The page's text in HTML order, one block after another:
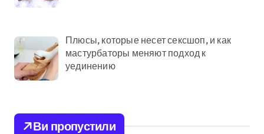
Плюсы, которые несет сексшоп, и как
мастурбаторы меняют подход к
уединению
Ви пропустили